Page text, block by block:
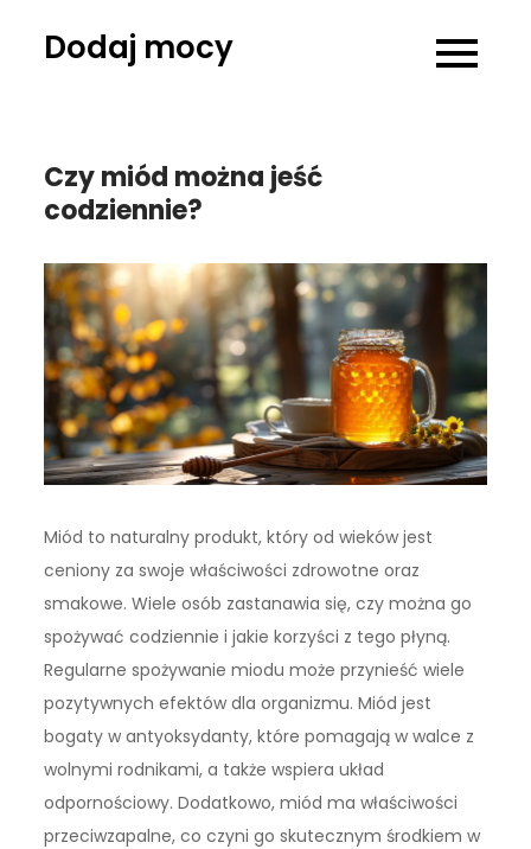
Dodaj mocy
Czy miód można jeść
codziennie?
Miód to naturalny produkt, który od wieków jest
ceniony za swoje właściwości zdrowotne oraz
smakowe. Wiele osób zastanawia się, czy można go
spożywać codziennie i jakie korzyści z tego płyną.
Regularne spożywanie miodu może przynieść wiele
pozytywnych efektów dla organizmu. Miód jest
bogaty w antyoksydanty, które pomagają w walce z
wolnymi rodnikami, a także wspiera układ
odpornościowy. Dodatkowo, miód ma właściwości
przeciwzapalne, co czyni go skutecznym środkiem w